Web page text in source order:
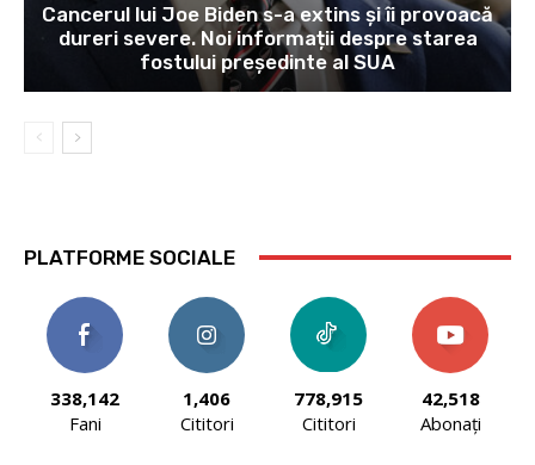
Cancerul lui Joe Biden s-a extins și îi provoacă
dureri severe. Noi informații despre starea
fostului președinte al SUA
PLATFORME SOCIALE
338,142
Fani
1,406
Cititori
778,915
Cititori
42,518
Abonați